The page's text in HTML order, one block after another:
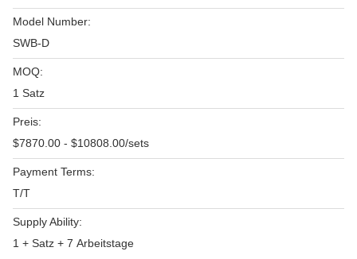
Model Number:
SWB-D
MOQ:
1 Satz
Preis:
$7870.00 - $10808.00/sets
Payment Terms:
T/T
Supply Ability:
1 + Satz + 7 Arbeitstage